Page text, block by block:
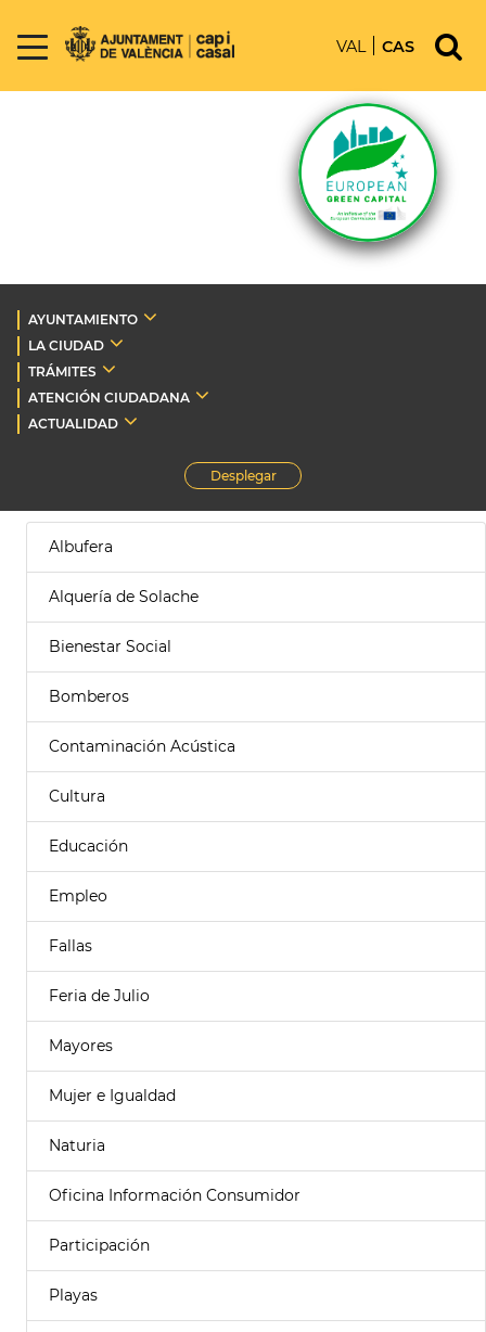
VAL CAS
AYUNTAMIENTO
LA CIUDAD
TRÁMITES
ATENCIÓN CIUDADANA
ACTUALIDAD
Desplegar
Albufera
Alquería de Solache
Bienestar Social
Bomberos
Contaminación Acústica
Cultura
Educación
Empleo
Fallas
Feria de Julio
Mayores
Mujer e Igualdad
Naturia
Oficina Información Consumidor
Participación
Playas